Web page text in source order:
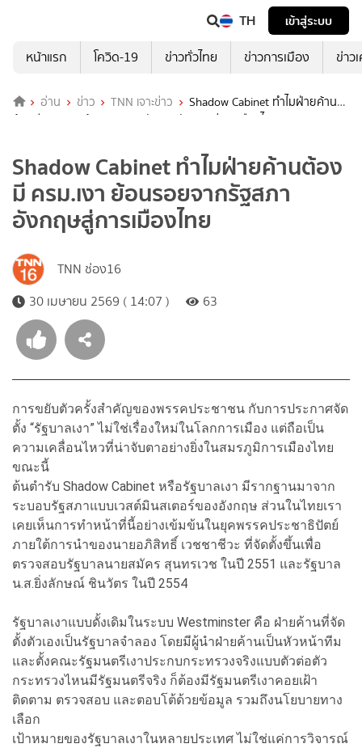
TH
เข้าสู่ระบบ
หน้าแรก
โควิด-19 ข่าวทั่วไทย ข่าวการเมือง ข่าว
อ่าน ข่าว TNN เจาะข่าว
Shadow Cabinet ทำไมฝ่ายค้าน
ต้องมี ครม.เงา ย้อนรอยจากรัฐสภาอังกฤษสู่การเมืองไทย
Shadow Cabinet ทำไมฝ่ายค้านต้อง
มี ครม.เงา ย้อนรอยจากรัฐสภา
อังกฤษสู่การเมืองไทย
TNN ช่อง16
30 เมษายน 2569 ( 14:07 )
63
การขยับตัวครั้งสำคัญของพรรคประชาชน กับการประกาศจัด
ตั้ง “รัฐบาลเงา” ไม่ใช่เรื่องใหม่ในโลกการเมือง แต่ถือเป็น
ความเคลื่อนไหวที่น่าจับตาอย่างยิ่งในสมรภูมิการเมืองไทย
ขณะนี้
ต้นตำรับ Shadow Cabinet หรือรัฐบาลเงา มีรากฐานมาจาก
ระบอบรัฐสภาแบบเวสต์มินสเตอร์ของอังกฤษ ส่วนในไทยเรา
เคยเห็นการทำหน้าที่นี้อย่างเข้มข้นในยุคพรรคประชาธิปัตย์
ภายใต้การนำของนายอภิสิทธิ์ เวชชาชีวะ ที่จัดตั้งขึ้นเพื่อ
ตรวจสอบรัฐบาลนายสมัคร สุนทรเวช ในปี 2551 และรัฐบาล
น.ส.ยิ่งลักษณ์ ชินวัตร ในปี 2554
รัฐบาลเงาแบบดั้งเดิมในระบบ Westminster คือ ฝ่ายค้านที่จัด
ตั้งตัวเองเป็นรัฐบาลจำลอง โดยมีผู้นำฝ่ายค้านเป็นหัวหน้าทีม
และตั้งคณะรัฐมนตรีเงาประกบกระทรวงจริงแบบตัวต่อตัว
กระทรวงไหนมีรัฐมนตรีจริง ก็ต้องมีรัฐมนตรีเงาคอยเฝ้า
ติดตาม ตรวจสอบ และตอบโต้ด้วยข้อมูล รวมถึงนโยบายทาง
เลือก
เป้าหมายของรัฐบาลเงาในหลายประเทศ ไม่ใช่แค่การวิจารณ์